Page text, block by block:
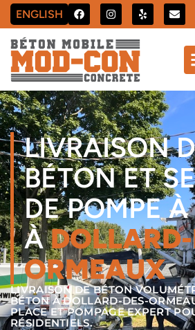
ENGLISH
LIVRAISON
BÉTON ET
DE POMPE
À
ORMEAUX
LIVRAISON DE BÉTON
BÉTON À DOLLARD-DES-
PLACE ET POMPAGE EXPERT
RÉSIDENTIELS.